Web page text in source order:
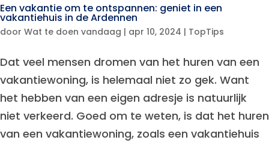
Een vakantie om te ontspannen: geniet in een
vakantiehuis in de Ardennen
door Wat te doen vandaag | apr 10, 2024 | TopTips
Dat veel mensen dromen van het huren van een
vakantiewoning, is helemaal niet zo gek. Want
het hebben van een eigen adresje is natuurlijk
niet verkeerd. Goed om te weten, is dat het huren
van een vakantiewoning, zoals een vakantiehuis